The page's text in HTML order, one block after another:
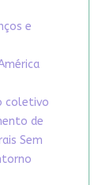
e
coletivo
de
Sem